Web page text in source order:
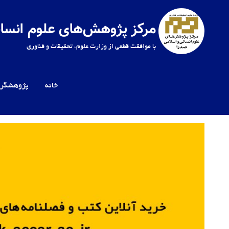
مرکز پژوهش‌های علوم
با موافقت قطعی از وزارت علوم، تحقیقات و فناوری
خانه